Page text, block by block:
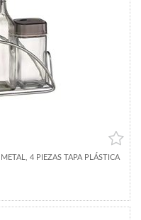
4 PIEZAS TAPA PLÁSTICA